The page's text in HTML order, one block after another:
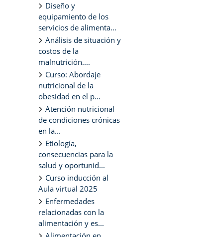
Diseño y
equipamiento de los
servicios de alimenta...
Análisis de situación y
costos de la
malnutrición....
Curso: Abordaje
nutricional de la
obesidad en el p...
Atención nutricional
de condiciones crónicas
en la...
Etiología,
consecuencias para la
salud y oportunid...
Curso inducción al
Aula virtual 2025
Enfermedades
relacionadas con la
alimentación y es...